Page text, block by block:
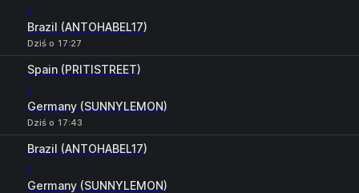
-
Brazil (ANTOHABEL17)
Dziś o 17:27
Spain (PRITISTREET)
-
Germany (SUNNYLEMON)
Dziś o 17:43
Brazil (ANTOHABEL17)
-
Germany (SUNNYLEMON)